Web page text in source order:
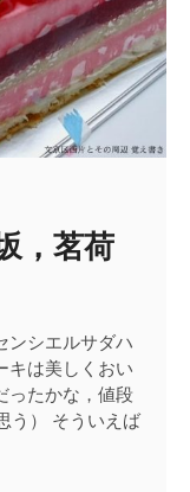
，茗荷
ンシエルサダハ
キは美しくおい
ったかな，値段
う） そういえば